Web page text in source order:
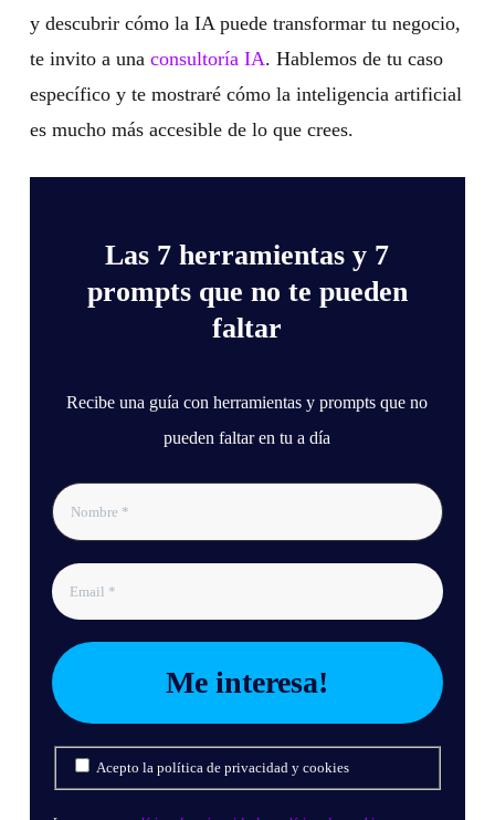
y descubrir cómo la IA puede transformar tu negocio,
te invito a una consultoría IA. Hablemos de tu caso
específico y te mostraré cómo la inteligencia artificial
es mucho más accesible de lo que crees.
Las 7 herramientas y 7
prompts que no te pueden
faltar
Recibe una guía con herramientas y prompts que no
pueden faltar en tu a día
Acepto la política de privacidad y cookies